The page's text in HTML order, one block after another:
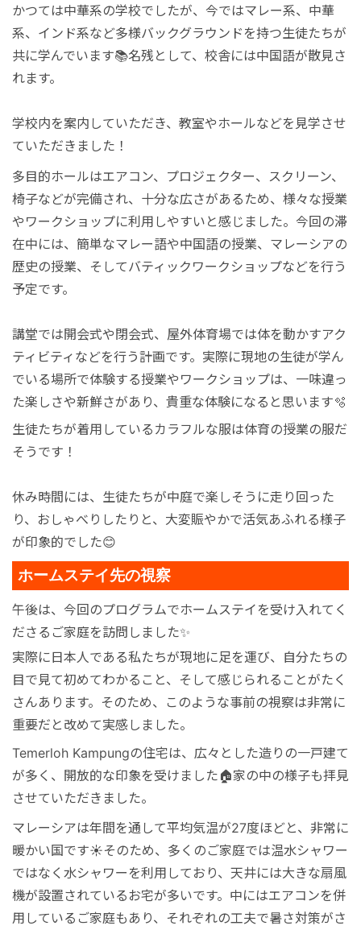
かつては中華系の学校でしたが、今ではマレー系、中華
系、インド系など多様バックグラウンドを持つ生徒たちが
共に学んでいます📚名残として、校舎には中国語が散見さ
れます。
学校内を案内していただき、教室やホールなどを見学させ
ていただきました！
多目的ホールはエアコン、プロジェクター、スクリーン、
椅子などが完備され、十分な広さがあるため、様々な授業
やワークショップに利用しやすいと感じました。今回の滞
在中には、簡単なマレー語や中国語の授業、マレーシアの
歴史の授業、そしてバティックワークショップなどを行う
予定です。
講堂では開会式や閉会式、屋外体育場では体を動かすアク
ティビティなどを行う計画です。実際に現地の生徒が学ん
でいる場所で体験する授業やワークショップは、一味違っ
た楽しさや新鮮さがあり、貴重な体験になると思います🫧
生徒たちが着用しているカラフルな服は体育の授業の服だ
そうです！
休み時間には、生徒たちが中庭で楽しそうに走り回った
り、おしゃべりしたりと、大変賑やかで活気あふれる様子
が印象的でした😊
ホームステイ先の視察
午後は、今回のプログラムでホームステイを受け入れてく
ださるご家庭を訪問しました✨
実際に日本人である私たちが現地に足を運び、自分たちの
目で見て初めてわかること、そして感じられることがたく
さんあります。そのため、このような事前の視察は非常に
重要だと改めて実感しました。
Temerloh Kampungの住宅は、広々とした造りの一戸建て
が多く、開放的な印象を受けました🏠家の中の様子も拝見
させていただきました。
マレーシアは年間を通して平均気温が27度ほどと、非常に
暖かい国です☀️そのため、多くのご家庭では温水シャワー
ではなく水シャワーを利用しており、天井には大きな扇風
機が設置されているお宅が多いです。中にはエアコンを併
用しているご家庭もあり、それぞれの工夫で暑さ対策がさ